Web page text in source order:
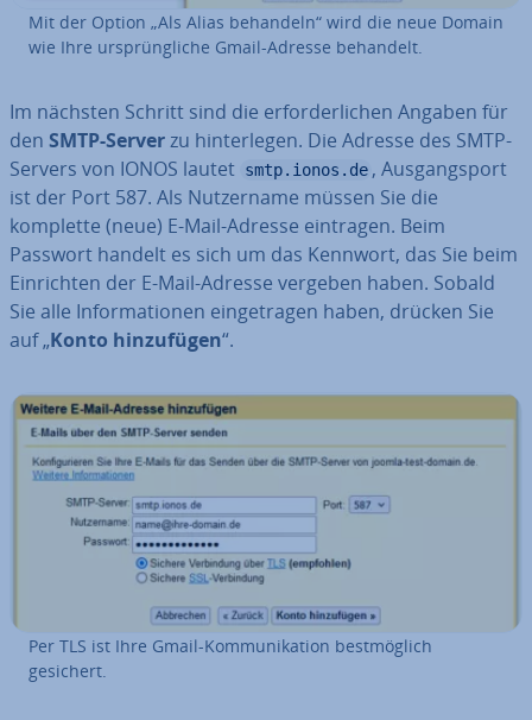
Mit der Option „Als Alias behandeln“ wird die neue Domain
wie Ihre ur­sprüng­li­che Gmail-Adresse behandelt.
Im nächsten Schritt sind die er­for­der­li­chen Angaben für
den SMTP-Serverzu hin­ter­le­gen. Die Adresse des SMTP-
Servers von IONOS lautet smtp.ionos.de , Aus­gang­sport
ist der Port 587. Als Nut­zer­na­me müssen Sie die
komplette (neue) E-Mail-Adresse eintragen. Beim
Passwort handelt es sich um das Kennwort, das Sie beim
Ein­rich­ten der E-Mail-Adresse vergeben haben. Sobald
Sie alle In­for­ma­tio­nen ein­ge­tra­gen haben, drücken Sie
auf „Konto hin­zu­fü­gen“.
Per TLS ist Ihre Gmail-Kom­mu­ni­ka­ti­on best­mög­lich
gesichert.